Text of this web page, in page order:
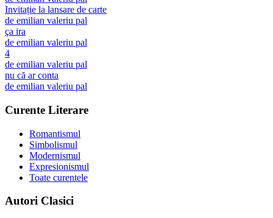
Invitație la lansare de carte
de emilian valeriu pal
ça ira
de emilian valeriu pal
4
de emilian valeriu pal
nu că ar conta
de emilian valeriu pal
Curente Literare
Romantismul
Simbolismul
Modernismul
Expresionismul
Toate curentele
Autori Clasici